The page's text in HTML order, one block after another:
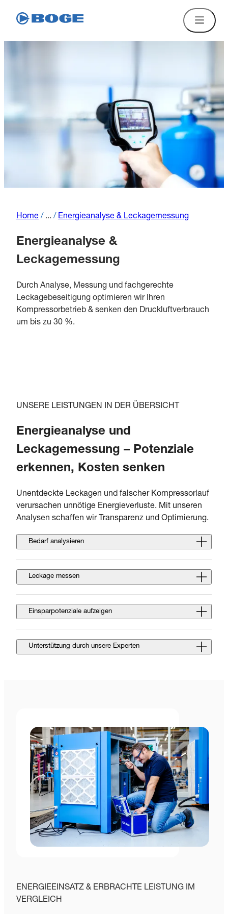
Home / ... / Energieanalyse & Leckagemessung
Energieanalyse &
Leckagemessung
Durch Analyse, Messung und fachgerechte
Leckagebeseitigung optimieren wir Ihren
Kompressorbetrieb & senken den Druckluftverbrauch
um bis zu 30 %.
UNSERE LEISTUNGEN IN DER ÜBERSICHT
Energieanalyse und
Leckagemessung – Potenziale
erkennen, Kosten senken
Unentdeckte Leckagen und falscher Kompressorlauf
verursachen unnötige Energieverluste. Mit unseren
Analysen schaffen wir Transparenz und Optimierung.
Bedarf analysieren
Leckage messen
Einsparpotenziale aufzeigen
Unterstützung durch unsere Experten
ENERGIEEINSATZ & ERBRACHTE LEISTUNG IM
VERGLEICH